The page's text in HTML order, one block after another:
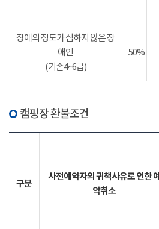
장애의 정도가 심하지 않은 장
애인
(기존4~6급)
50%
캠핑장 환불조건
구분
사전예약자의 귀책사유로 인한 예
약취소